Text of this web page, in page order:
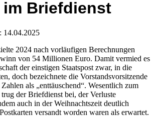
im Briefdienst
14.04.2025
2024 nach vorläufigen Berechnungen
von 54 Millionen Euro. Damit vermied es
der einstigen Staatspost zwar, in die
doch bezeichnete die Vorstandsvorsitzende
als „enttäuschend“. Wesentlich zum
der Briefdienst bei, der Verluste
auch in der Weihnachtszeit deutlich
versandt worden waren als erwartet.